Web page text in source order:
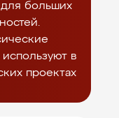
больших
в
проектах